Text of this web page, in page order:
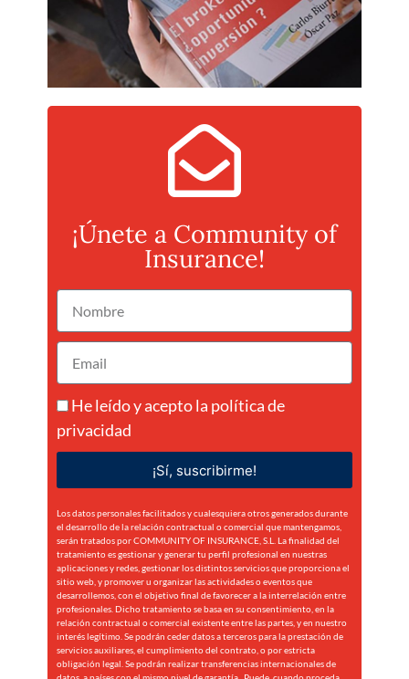
¡Únete a Community of
Insurance!
He leído y acepto la política de
privacidad
¡Sí, suscribirme!
Los datos personales facilitados y cualesquiera otros generados durante
el desarrollo de la relación contractual o comercial que mantengamos,
serán tratados por COMMUNITY OF INSURANCE, S.L. La finalidad del
tratamiento es gestionar y generar tu perfil profesional en nuestras
aplicaciones y redes, gestionar los distintos servicios que proporciona el
sitio web, y promover u organizar las actividades o eventos que
desarrollemos, con el objetivo final de favorecer a la interrelación entre
profesionales. Dicho tratamiento se basa en su consentimiento, en la
relación contractual o comercial existente entre las partes, y en nuestro
interés legítimo. Se podrán ceder datos a terceros para la prestación de
servicios auxiliares, el cumplimiento del contrato, o por estricta
obligación legal. Se podrán realizar transferencias internacionales de